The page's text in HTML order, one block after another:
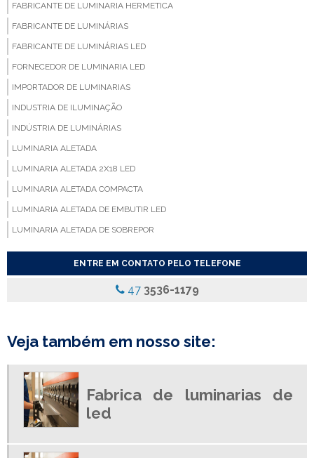
FABRICANTE DE LUMINARIA HERMETICA
FABRICANTE DE LUMINÁRIAS
FABRICANTE DE LUMINÁRIAS LED
FORNECEDOR DE LUMINARIA LED
IMPORTADOR DE LUMINARIAS
INDUSTRIA DE ILUMINAÇÃO
INDÚSTRIA DE LUMINÁRIAS
LUMINARIA ALETADA
LUMINARIA ALETADA 2X18 LED
LUMINARIA ALETADA COMPACTA
LUMINARIA ALETADA DE EMBUTIR LED
LUMINARIA ALETADA DE SOBREPOR
LUMINARIA ALETADA EMBUTIR
LUMINARIA COM DIFUSOR ACRILICO
LUMINARIA COM REFLETOR
LUMINARIA COM REFLETOR DE ALUMINIO
LUMINARIA COMERCIAL
LUMINARIA DE EMBUTIR
ENTRE EM CONTATO PELO TELEFONE
47 3536-1179
Veja também em nosso site:
Fabrica de luminarias de
led